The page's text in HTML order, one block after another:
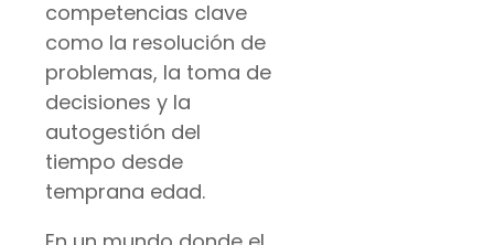
competencias clave
como la resolución de
problemas, la toma de
decisiones y la
autogestión del
tiempo desde
temprana edad.